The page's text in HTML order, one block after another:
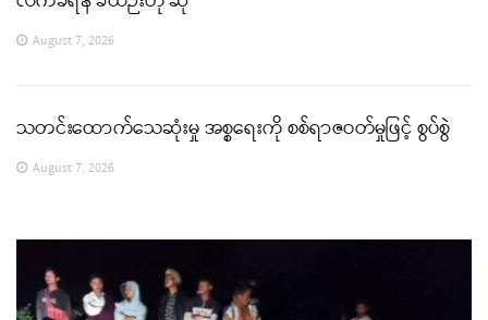
August 7, 2026
သတင်းထောက်သေဆုံးမှု အစ္စရေးကို စစ်ရာဇဝတ်မှုဖြင့် စွပ်စွဲ
August 7, 2026